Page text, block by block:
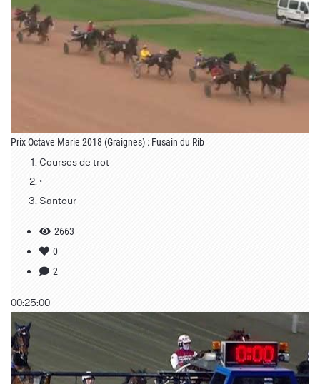
Prix Octave Marie 2018 (Graignes) : Fusain du Rib
Courses de trot
•
Santour
2663
0
2
00:25:00